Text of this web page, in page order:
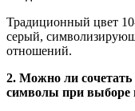
Традиционный цвет
серый,
отношений.
2. Можно ли
символы при выборе